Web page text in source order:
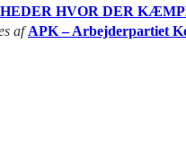
HVOR DER
afAPK – Arbejderpartiet